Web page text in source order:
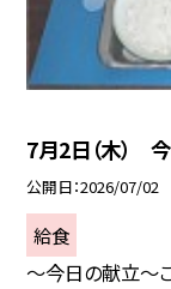
7月2日（木）
公開日 2026/07/02
給食
～今日の献立～